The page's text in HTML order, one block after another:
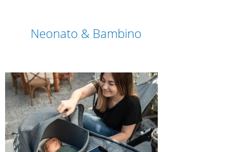
Neonato & Bambino
Aria
fresca
per
i
neonati:
Vantaggi
e
suggerimenti
per
la
sicurezza